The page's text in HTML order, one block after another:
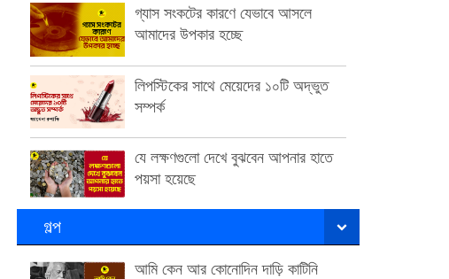
গ্যাস সংকটের কারণে যেভাবে আসলে
আমাদের উপকার হচ্ছে
লিপস্টিকের সাথে মেয়েদের ১০টি অদ্ভুত
সম্পর্ক
যে লক্ষণগুলো দেখে বুঝবেন আপনার হাতে
পয়সা হয়েছে
গল্প
আমি কেন আর কোনোদিন দাড়ি কাটিনি